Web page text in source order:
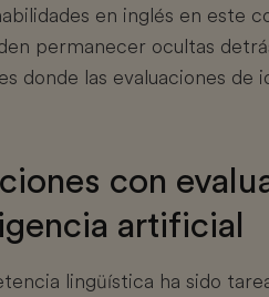
en inglés en este
permanecer ocultas
donde las evaluaciones de
con
artificial
lingüística ha sido